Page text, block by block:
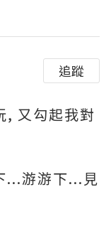
追蹤
, 又勾起我對
...游游下...見